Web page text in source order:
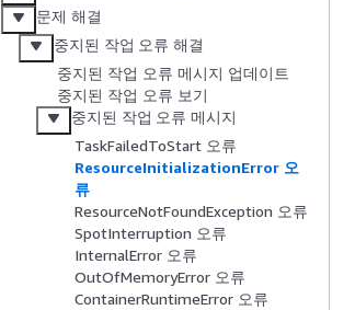
문제 해결
중지된 작업 오류 해결
중지된 작업 오류 메시지 업데이트
중지된 작업 오류 보기
중지된 작업 오류 메시지
TaskFailedToStart 오류
ResourceInitializationError 오
류
ResourceNotFoundException 오류
SpotInterruption 오류
InternalError 오류
OutOfMemoryError 오류
ContainerRuntimeError 오류